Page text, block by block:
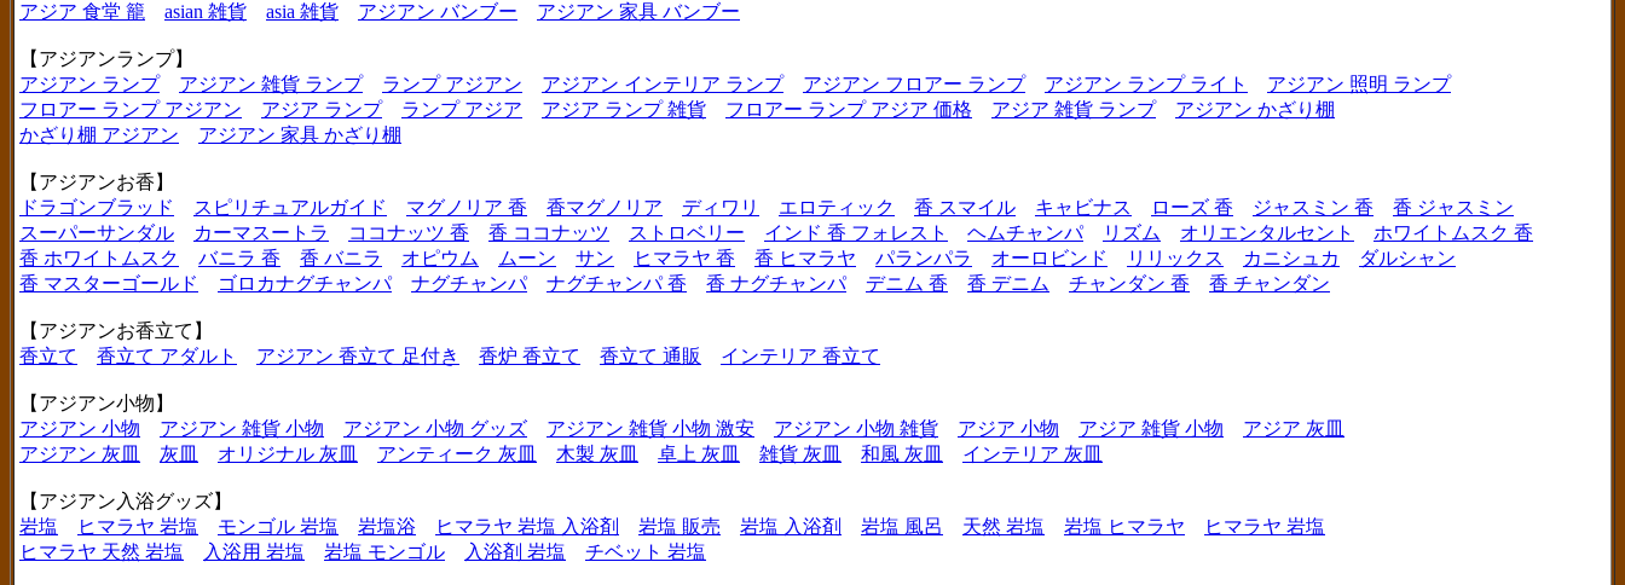
アジア 食堂 籠
asian 雑貨 asia 雑貨 アジアン バンブー アジアン 家具 バンブー
【アジアンランプ】
アジアン ランプ
アジアン 雑貨 ランプ ランプ アジアン アジアン インテリア ランプ アジアン フロアー ランプ アジアン ランプ ライト
アジアン 照明 ランプ
フロアー ランプ アジアン
アジア ランプ ランプ アジア アジア ランプ 雑貨 フロアー ランプ アジア 価格 アジア 雑貨 ランプ
アジアン かざり棚
かざり棚 アジアン
アジアン 家具 かざり棚
【アジアンお香】
ドラゴンブラッド
スピリチュアルガイド マグノリア 香 香マグノリア ディワリ エロティック 香 スマイル キャビナス ローズ 香 ジャスミン 香
香 ジャスミン
スーパーサンダル
カーマスートラ ココナッツ 香 香 ココナッツ ストロベリー インド 香 フォレスト ヘムチャンパ リズム オリエンタルセント
ホワイトムスク 香
香 ホワイトムスク
バニラ 香 香 バニラ オピウム ムーン サン ヒマラヤ 香 香 ヒマラヤ パランパラ オーロビンド リリックス カニシュカ
ダルシャン
香 マスターゴールド
ゴロカナグチャンパ ナグチャンパ ナグチャンパ 香 香 ナグチャンパ デニム 香 香 デニム チャンダン 香 香 チャンダン
【アジアンお香立て】
香立て
香立て アダルト アジアン 香立て 足付き 香炉 香立て 香立て 通販 インテリア 香立て
【アジアン小物】
アジアン 小物
アジアン 雑貨 小物 アジアン 小物 グッズ アジアン 雑貨 小物 激安 アジアン 小物 雑貨 アジア 小物 アジア 雑貨 小物
アジア 灰皿
アジアン 灰皿
灰皿 オリジナル 灰皿 アンティーク 灰皿 木製 灰皿 卓上 灰皿 雑貨 灰皿 和風 灰皿 インテリア 灰皿
【アジアン入浴グッズ】
岩塩
ヒマラヤ 岩塩 モンゴル 岩塩 岩塩浴 ヒマラヤ 岩塩 入浴剤 岩塩 販売 岩塩 入浴剤 岩塩 風呂 天然 岩塩 岩塩 ヒマラヤ
ヒマラヤ 岩塩
ヒマラヤ 天然 岩塩
入浴用 岩塩 岩塩 モンゴル 入浴剤 岩塩 チベット 岩塩